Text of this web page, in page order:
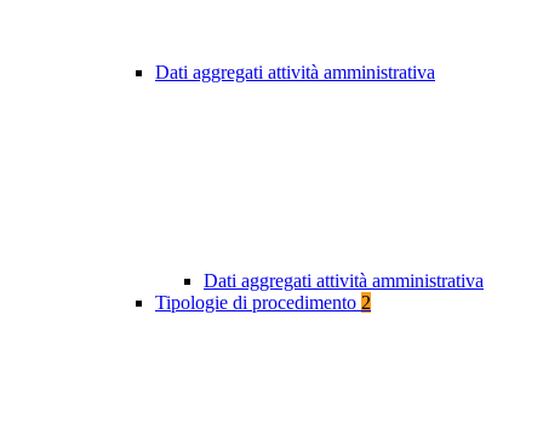
Dati aggregati attività amministrativa
Dati aggregati attività amministrativa
Tipologie di procedimento 2